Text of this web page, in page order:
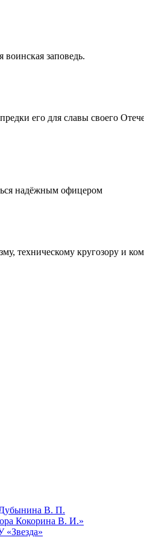
заповедь.
его для славы своего
надёжным офицером
техническому кругозору и
Дубынина В. П.
Кокорина В. И.»
«Звезда»